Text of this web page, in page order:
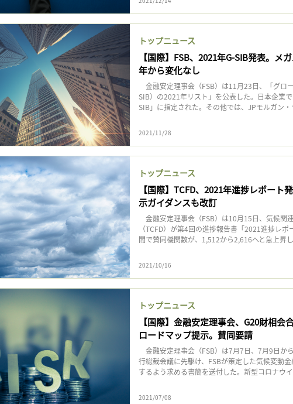
トップニュース
【国際】FSB、2021年G-SIB発表。メ
年から変化なし
金融安定理事会（FSB）は11月23日、「グロ
SIB）の2021年リスト」を公表した。日本企業
SIB」に指定された。その他では、JPモルガン
2021/11/28
トップニュース
【国際】TCFD、2021年進捗レポート
示ガイダンスも改訂
金融安定理事会（FSB）は10月15日、気候関
（TCFD）が第4回の進捗報告書「2021進捗レ
間で賛同機関数が、1,512から2,616へと急上昇
2021/10/16
トップニュース
【国際】金融安定理事会、G20財相
ロードマップ提示。賛同要請
金融安定理事会（FSB）は7月7日、7月9日か
行総裁会議に先駆け、FSBが策定した気候変動
するよう求める書簡を送付した。新型コロナウ
2021/07/08
記事をお気に入りに保存するには
ログインが必要です
ログイン 会員登録